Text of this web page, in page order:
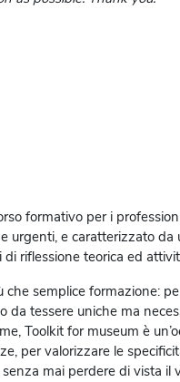
formativo per i
urgenti, e caratterizzato
di riflessione teorica ed
che semplice formazione:
da tessere uniche ma
Toolkit for museum è
per valorizzare le
mai perdere di vista il